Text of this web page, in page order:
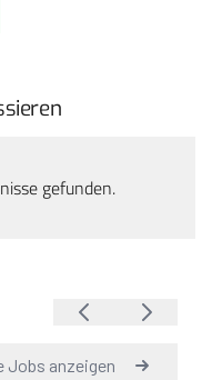
gefunden.